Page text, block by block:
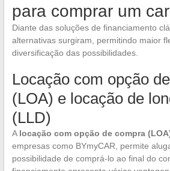
para comprar um
Diante das soluções de financiamento
alternativas surgiram, permitindo maior
diversificação das possibilidades.
Locação com opção
(LOA) e locação de
(LLD)
A locação com opção de compra
empresas como BYmyCAR, permite
possibilidade de comprá-lo ao final do